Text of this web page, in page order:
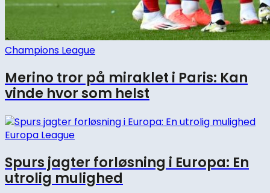
Champions League
Merino tror på miraklet i Paris: Kan
vinde hvor som helst
Europa League
Spurs jagter forløsning i Europa: En
utrolig mulighed